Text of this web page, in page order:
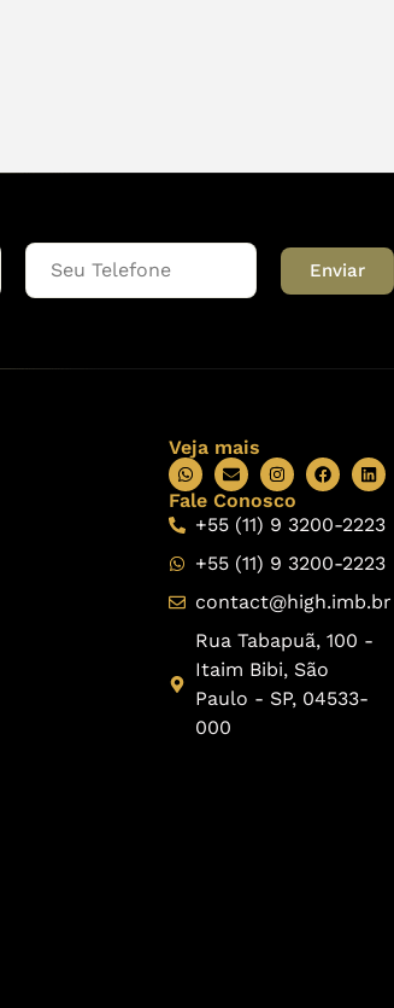
Enviar
Veja mais
Fale Conosco
+55 (11) 9 3200-2223
+55 (11) 9 3200-2223
contact@high.imb.br
Rua Tabapuã, 100 -
Itaim Bibi, São
Paulo - SP, 04533-
000